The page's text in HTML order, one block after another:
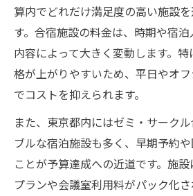
算内でどれだけ満足度の高い施設
す。合宿施設の料金は、時期や宿
内容によって大きく変動します。
格が上がりやすいため、平日やオ
でコストを抑えられます。
また、東京都内にはゼミ・サーク
ブルな宿泊施設も多く、早期予約
ことが予算達成への近道です。施
プランや会議室利用料がパック化